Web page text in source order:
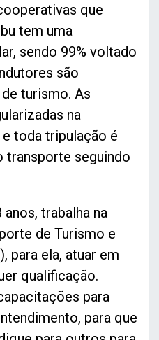
que
tem uma
sendo 99% voltado
são
turismo. As
na
toda tripulação é
transporte seguindo
trabalha na
de Turismo e
para ela, atuar em
qualificação.
para
para que